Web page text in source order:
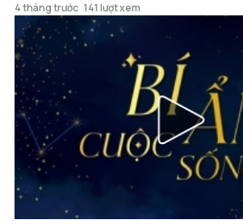
4 tháng trước 141 lượt xem